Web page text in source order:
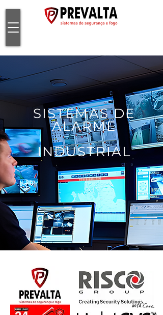
SISTEMAS DE
ALARME
INDUSTRIAL